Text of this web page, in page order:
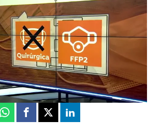
noviembre de 2020, 18:20
de 2020, 16:53
Whatsapp
Facebook
X Linkedin